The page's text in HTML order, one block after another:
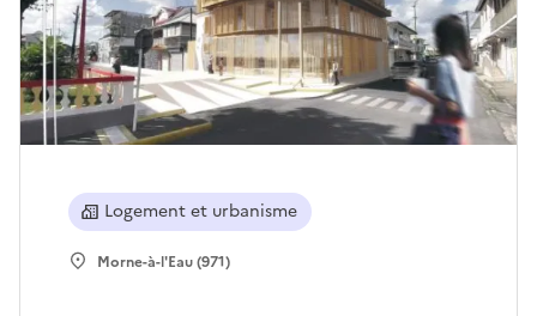
Logement et urbanisme
Morne-à-l'Eau (971)